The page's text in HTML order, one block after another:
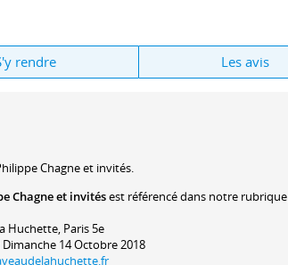
rendre Les avis
Chagneet invités.
Chagne et invitésest référencé dans notre rubrique
Huchette, Paris 5e
Dimanche 14 Octobre 2018